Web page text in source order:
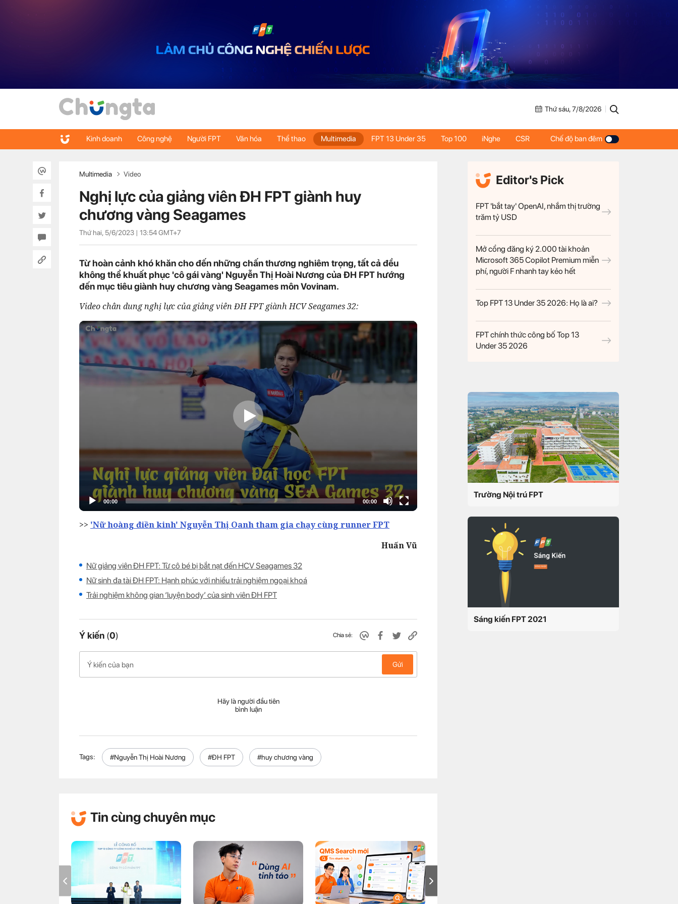
Thứ sáu, 7/8/2026
Kinh doanh Công nghệ Người FPT Văn hóa Thể thao Multimedia FPT 13 Under 35 Top 100 iNghe CSR Chế độ ban đêm
Multimedia Video
Nghị lực của giảng viên ĐH FPT giành huy
chương vàng Seagames
Thứ hai, 5/6/2023 | 13:54GMT+7
Từ hoàn cảnh khó khăn cho đến những chấn thương nghiêm trọng, tất cả đều
không thể khuất phục 'cô gái vàng' Nguyễn Thị Hoài Nương của ĐH FPT hướng
đến mục tiêu giành huy chương vàng Seagames môn Vovinam.
Video chân dung nghị lực của giảng viên ĐH FPT giành HCV Seagames 32:
>> 'Nữ hoàng điền kinh' Nguyễn Thị Oanh tham gia chạy cùng runner FPT
Huấn Vũ
Nữ giảng viên ĐH FPT: Từ cô bé bị bắt nạt đến HCV Seagames 32
Nữ sinh đa tài ĐH FPT: Hạnh phúc với nhiều trải nghiệm ngoại khoá
Trải nghiệm không gian ‘luyện body’ của sinh viên ĐH FPT
Ý kiến (0) Chia sẻ:
Gửi
Hãy là người đầu tiên
bình luận
Tags: #Nguyễn Thị Hoài Nương #ĐH FPT #huy chương vàng
Editor's Pick
FPT 'bắt tay' OpenAI, nhắm thị trường
trăm tỷ USD
Mở cổng đăng ký 2.000 tài khoản
Microsoft 365 Copilot Premium miễn
phí, người F nhanh tay kẻo hết
Top FPT 13 Under 35 2026: Họ là ai?
FPT chính thức công bố Top 13
Under 35 2026
Trường Nội trú FPT
Sáng kiến FPT 2021
Tin cùng chuyên mục